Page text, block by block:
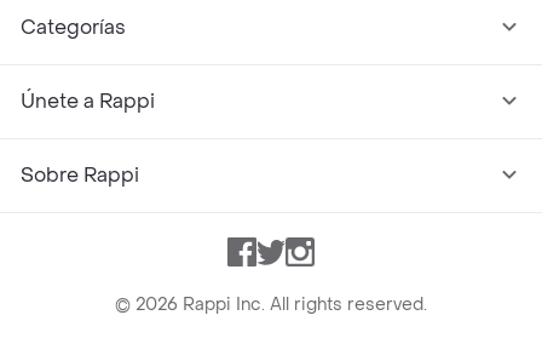
Categorías
Únete a Rappi
Sobre Rappi
Facebook
TwitterInstagram
© 2026 Rappi Inc. All rights reserved.